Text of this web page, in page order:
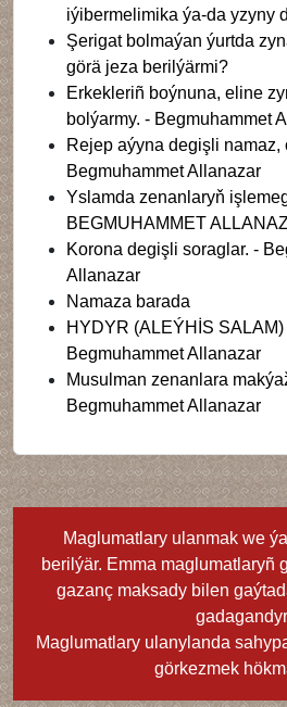
iýibermelimika ýa-da yzyny
Şerigat bolmaýan ýurtda
görä jeza berilýärmi?
Erkekleriñ boýnuna, eline
bolýarmy. - Begmuhammet
Rejep aýyna degişli namaz,
Begmuhammet Allanazar
Yslamda zenanlaryň
BEGMUHAMMET
Korona degişli soraglar. -
Allanazar
Namaza barada
HYDYR (ALEÝHİS SALAM)
Begmuhammet Allanazar
Musulman zenanlara
Begmuhammet Allanazar
Maglumatlary ulanmak we
berilýär. Emma maglumatlaryñ
gazanç maksady bilen
Maglumatlary ulanylanda
görkezmek